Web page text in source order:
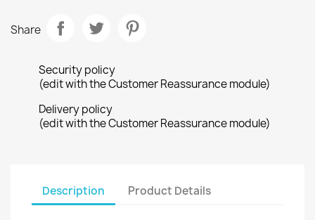
Share
Security policy
(edit with the Customer Reassurance module)
Delivery policy
(edit with the Customer Reassurance module)
Description Product Details